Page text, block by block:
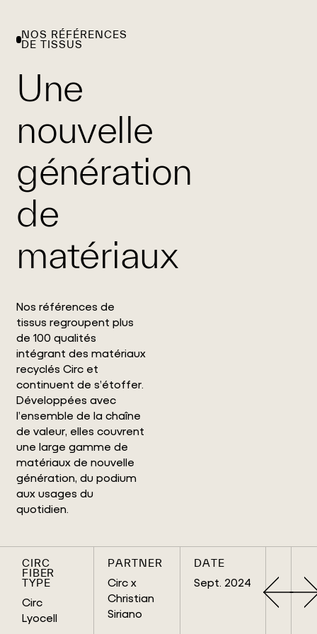
NOS
NOS RÉFÉRENCES
DE TISSUS
Une
nouvelle
génération
de
matériaux
Nos références de
tissus regroupent plus
de 100 qualités
intégrant des matériaux
recyclés Circ et
continuent de s’étoffer.
Développées avec
l’ensemble de la chaîne
de valeur, elles couvrent
une large gamme de
matériaux de nouvelle
génération, du podium
aux usages du
quotidien.
CIRC
FIBER
TYPE
Circ
Lyocell
PARTNER
Circ x
Christian
Siriano
DATE
Sept. 2024